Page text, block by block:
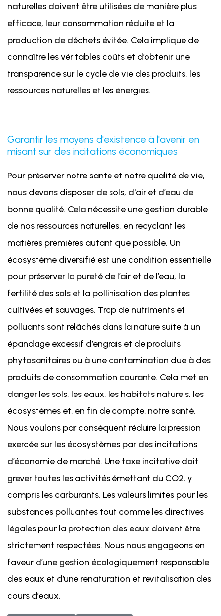
naturelles doivent être utilisées de manière plus
efficace, leur consommation réduite et la
production de déchets évitée. Cela implique de
connaître les véritables coûts et d’obtenir une
transparence sur le cycle de vie des produits, les
ressources naturelles et les énergies.
Garantir les moyens d'existence à l'avenir en
misant sur des incitations économiques
Pour préserver notre santé et notre qualité de vie,
nous devons disposer de sols, d'air et d’eau de
bonne qualité. Cela nécessite une gestion durable
de nos ressources naturelles, en recyclant les
matières premières autant que possible. Un
écosystème diversifié est une condition essentielle
pour préserver la pureté de l’air et de l’eau, la
fertilité des sols et la pollinisation des plantes
cultivées et sauvages. Trop de nutriments et
polluants sont relâchés dans la nature suite à un
épandage excessif d’engrais et de produits
phytosanitaires ou à une contamination due à des
produits de consommation courante. Cela met en
danger les sols, les eaux, les habitats naturels, les
écosystèmes et, en fin de compte, notre santé.
Nous voulons par conséquent réduire la pression
exercée sur les écosystèmes par des incitations
d’économie de marché. Une taxe incitative doit
grever toutes les activités émettant du CO2, y
compris les carburants. Les valeurs limites pour les
substances polluantes tout comme les directives
légales pour la protection des eaux doivent être
strictement respectées. Nous nous engageons en
faveur d’une gestion écologiquement responsable
des eaux et d’une renaturation et revitalisation des
cours d’eaux.